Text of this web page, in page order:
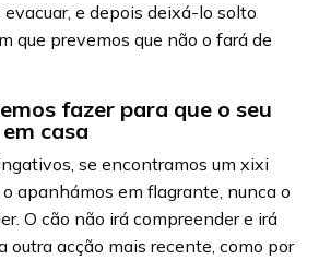
e depois deixá-lo solto
que prevemos que não o fará de
fazer para que o seu
casa
se encontramos um xixi
apanhámos em flagrante, nunca o
O cão não irá compreender e irá
outra acção mais recente, como por